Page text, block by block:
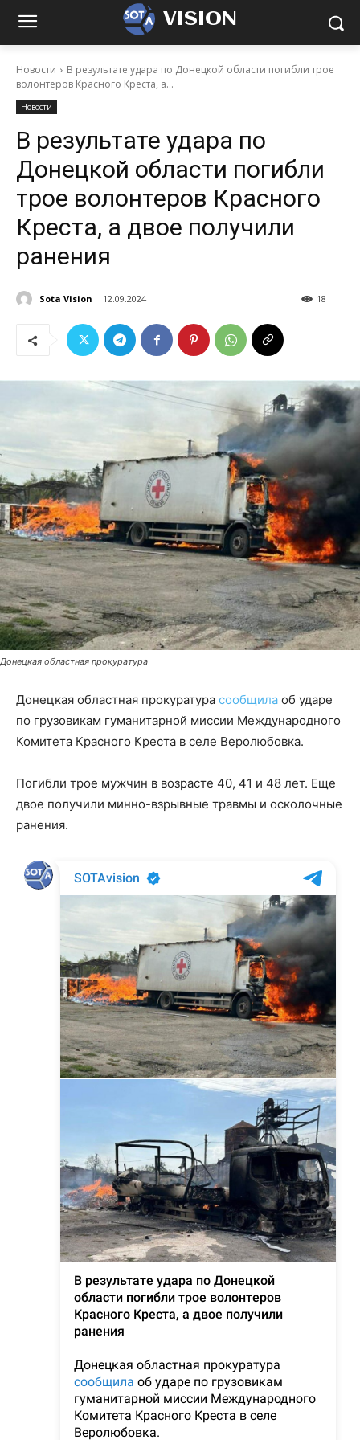
VISION
Новости
В результате удара по Донецкой области погибли трое
волонтеров Красного Креста, а...
Новости
В результате удара по
Донецкой области погибли
трое волонтеров Красного
Креста, а двое получили
ранения
Sota Vision 12.09.2024 18
Донецкая областная прокуратура
Донецкая областная прокуратура сообщила об ударе
по грузовикам гуманитарной миссии Международного
Комитета Красного Креста в селе Веролюбовка.
Погибли трое мужчин в возрасте 40, 41 и 48 лет. Еще
двое получили минно-взрывные травмы и осколочные
ранения.